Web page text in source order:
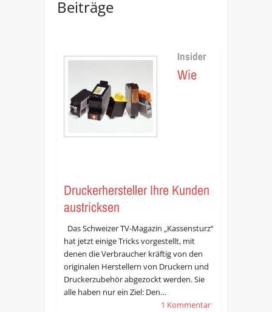
Beiträge
Insider
Wie
Druckerhersteller Ihre Kunden
austricksen
Das Schweizer TV-Magazin „Kassensturz“
hat jetzt einige Tricks vorgestellt, mit
denen die Verbraucher kräftig von den
originalen Herstellern von Druckern und
Druckerzubehör abgezockt werden. Sie
alle haben nur ein Ziel: Den…
1 Kommentar